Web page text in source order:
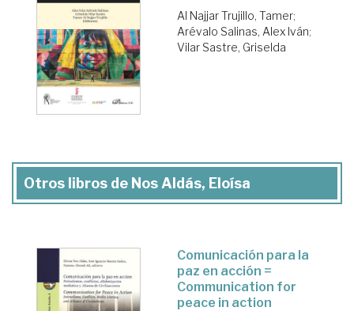
Al Najjar Trujillo, Tamer;
Arévalo Salinas, Alex Iván;
Vilar Sastre, Griselda
Otros libros de Nos Aldás, Eloísa
Comunicación para la
paz en acción =
Communication for
peace in action